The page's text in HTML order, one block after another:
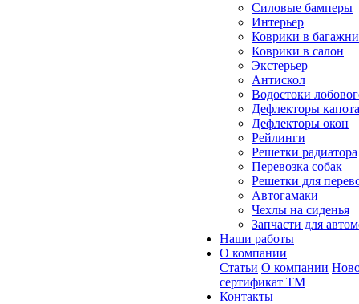
Силовые бамперы
Интерьер
Коврики в
Коврики в салон
Экстерьер
Антискол
Водостоки
Дефлекторы капота
Дефлекторы окон
Рейлинги
Решетки радиатора
Перевозка собак
Решетки для
Автогамаки
Чехлы на сиденья
Запчасти для
Наши работы
О компании
Статьи О компании
сертификат ТМ
Контакты